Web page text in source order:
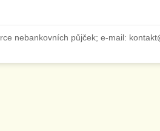
nebankovních půjček; e-mail: